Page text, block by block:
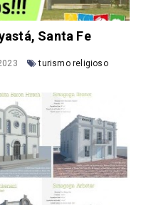
Santa Fe
turismo religioso